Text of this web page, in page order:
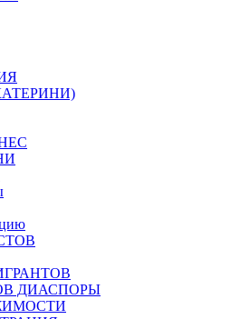
ДИАСПОРЫ